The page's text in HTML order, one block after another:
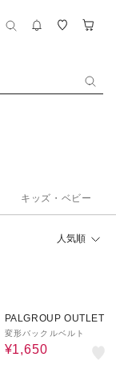
キッズ・ベビー
人気順
PALGROUP OUTLET
変形バックルベルト
¥1,650